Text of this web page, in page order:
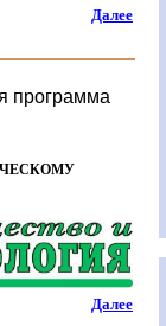
Далее
программа
Далее